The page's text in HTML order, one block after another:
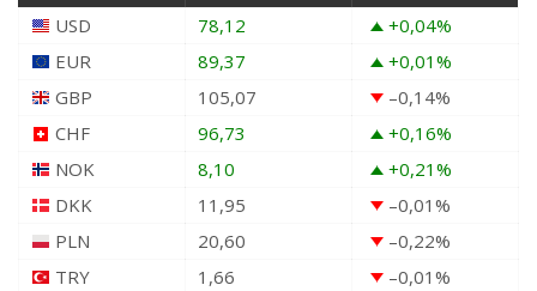
USD
78,12 +0,04%
EUR
89,37 +0,01%
GBP
105,07 –0,14%
CHF
96,73 +0,16%
NOK
8,10 +0,21%
DKK
11,95 –0,01%
PLN
20,60 –0,22%
TRY
1,66 –0,01%